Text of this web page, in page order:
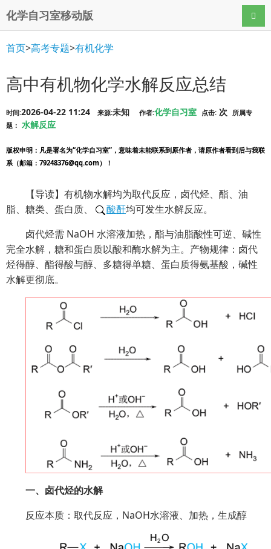
化学自习室移动版 导航
首页>高考专题>有机化学
高中有机物化学水解反应总结
时间:2026-04-22 11:24 来源:未知 作者:化学自习室 点击: 次
所属专
题： 水解反应
版权申明 ：凡是署名为“化学自习室”，意味着未能联系到原作者，请原作者看到后与我联
系（邮箱：79248376@qq.com）！
【导读】有机物水解均为取代反应，卤代烃、酯、油
脂、糖类、蛋白质、
酸酐均可发生水解反应。
卤代烃需 NaOH 水溶液加热，酯与油脂酸性可逆、碱性
完全水解，糖和蛋白质以酸和酶水解为主。产物规律：卤代
烃得醇、酯得酸与醇、多糖得单糖、蛋白质得氨基酸，碱性
水解更彻底。
一、卤代烃的水解
反应本质：取代反应，NaOH水溶液、加热，生成醇